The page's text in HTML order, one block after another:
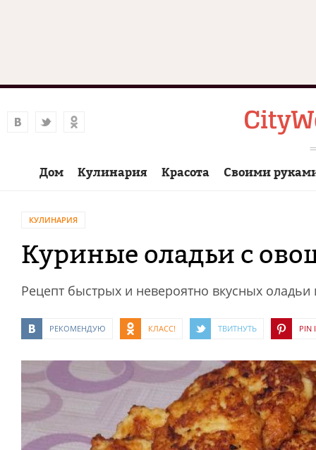
Дом Кулинария Красота Своими
КУЛИНАРИЯ
Куриные оладьи с
Рецепт быстрых и невероятно вкусных
РЕКОМЕНДУЮ КЛАСС! ТВИТНУТЬ PIN